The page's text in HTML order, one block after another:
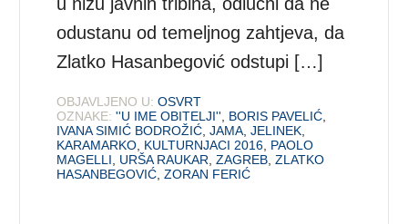
odustanu od temeljnog zahtjeva, da
Zlatko Hasanbegović odstupi […]
OBJAVLJENO U: OSVRT
OZNAKE: ''U IME OBITELJI'' BORIS PAVELIĆ
IVANA SIMIĆ BODROŽIĆ ,JAMA ,JELINEK
KARAMARKO KULTURNJACI 2016 PAOLO
MAGELLI
URŠA RAUKAR ,ZAGREB ,ZLATKO
HASANBEGOVIĆ ,ZORAN FERIĆ